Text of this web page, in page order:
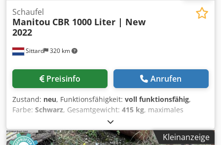
Sittard 320 km
Schaufel
Manitou CBR 1000 Liter | New
2022
Preisinfo Anrufen
Zustand: neu, Funktionsfähigkeit: voll funktionsfähig,
Farbe: Schwarz, Gesamtgewicht: 415 kg, maximales
, Erstzulassung:
Schaufelvolumen:1 m³, Schaufelbreite:1.500 mm,
Baujahr:2022, Ausstattung:Standard-Schaufel, UVV, ===
Kleinanzeige